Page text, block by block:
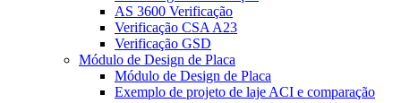
AS 3600 Verificação
Verificação CSA A23
Verificação GSD
Módulo de Design de Placa
Módulo de Design de Placa
Exemplo de projeto de laje ACI e comparação